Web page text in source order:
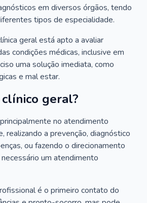
em diversos órgãos, tendo
tipos de especialidade.
geral está apto a avaliar
condições médicas, inclusive em
uma solução imediata, como
e mal estar.
geral?
no atendimento
realizando a prevenção, diagnóstico
ou fazendo o direcionamento
um atendimento
é o primeiro contato do